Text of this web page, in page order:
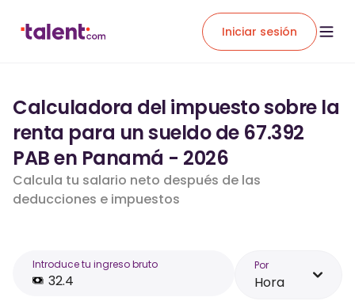
Iniciar sesión
Calculadora del impuesto sobre la
renta para un sueldo de 67.392
PAB en Panamá - 2026
Calcula tu salario neto después de las
deducciones e impuestos
Introduce tu ingreso bruto Por
Hora